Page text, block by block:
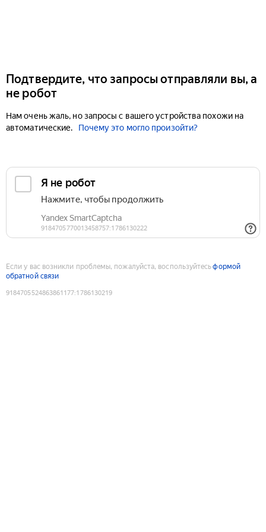
Подтвердите, что запросы отправляли вы, а
не робот
Нам очень жаль, но запросы с вашего устройства похожи на
автоматические.
Почему это могло произойти?
Если у вас возникли проблемы, пожалуйста, воспользуйтесьформой
обратной связи
9184705524863861177:1786130219